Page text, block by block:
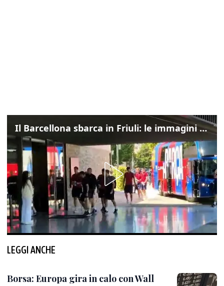
Il Barcellona sbarca in Friuli: le immagini dell'arrivo in albergo
LEGGI ANCHE
Borsa: Europa gira in calo con Wall